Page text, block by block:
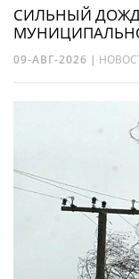
СИЛЬНЫЙ
09-АВГ-2026 |